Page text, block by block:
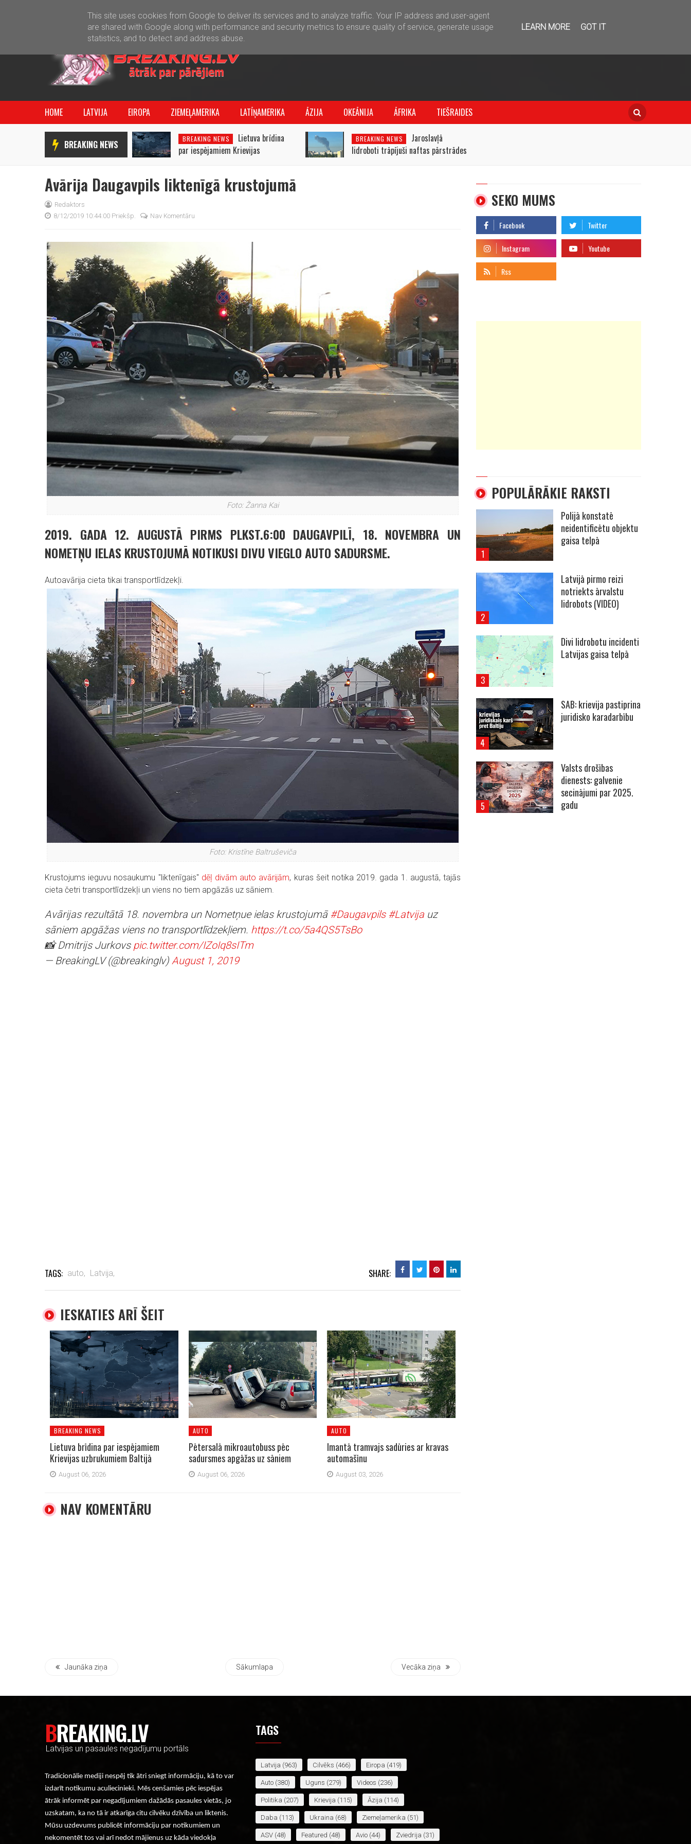
HOME LATVIJA EIROPA ZIEMEĻAMERIKA LATĪŅAMERIKA ĀZIJA OKEĀNIJA ĀFRIKA TIEŠRAIDES
BREAKING NEWS BREAKING NEWS
Lietuva brīdina
par iespējamiem Krievijas
BREAKING NEWS
Jaroslavļā
lidroboti trāpījuši naftas pārstrādes
Avārija Daugavpils liktenīgā krustojumā
Redaktors
8/12/2019 10:44:00 Priekšp.
Nav Komentāru
Foto: Žanna Kai
2019. GADA 12. AUGUSTĀ PIRMS PLKST.6:00 DAUGAVPILĪ, 18. NOVEMBRA UN
NOMETŅU IELAS KRUSTOJUMĀ NOTIKUSI DIVU VIEGLO AUTO SADURSME.
Autoavārija cieta tikai transportlīdzekļi.
Foto: Kristīne Baltruševiča
Krustojums ieguvu nosaukumu "liktenīgais" dēļ divām auto avārijām, kuras šeit notika 2019. gada 1. augustā, tajās
cieta četri transportlīdzekļi un viens no tiem apgāzās uz sāniem.
Avārijas rezultātā 18. novembra un Nometņue ielas krustojumā #Daugavpils #Latvija uz
sāniem apgāžas viens no transportlīdzekļiem. https://t.co/5a4QS5TsBo
📸 Dmitrijs Jurkovs pic.twitter.com/IZoIq8sITm
— BreakingLV (@breakinglv) August 1, 2019
TAGS: auto, Latvija, SHARE:
IESKATIES ARĪ ŠEIT
BREAKING NEWS
Lietuva brīdina par iespējamiem
Krievijas uzbrukumiem Baltijā
August 06, 2026
AUTO
Pētersalā mikroautobuss pēc
sadursmes apgāžas uz sāniem
August 06, 2026
AUTO
Imantā tramvajs sadūries ar kravas
automašīnu
August 03, 2026
NAV KOMENTĀRU
Jaunāka ziņa Sākumlapa Vecāka ziņa
SEKO MUMS
POPULĀRĀKIE RAKSTI
Polijā konstatē
neidentificētu objektu
gaisa telpā
Latvijā pirmo reizi
notriekts ārvalstu
lidrobots (VIDEO)
Divi lidrobotu incidenti
Latvijas gaisa telpā
SAB: krievija pastiprina
juridisko karadarbību
Valsts drošības
dienests: galvenie
secinājumi par 2025.
gadu
BREAKING.LV
Latvijas un pasaules negadījumu portāls
Tradicionālie mediji nespēj tik ātri sniegt informāciju, kā to var
izdarīt notikumu aculiecinieki. Mēs cenšamies pēc iespējas
ātrāk informēt par negadījumiem dažādās pasaules vietās, jo
uzskatam, ka no tā ir atkarīga citu cilvēku dzīvība un liktenis.
Mūsu uzdevums publicēt informāciju par notikumiem un
nekomentēt tos vai arī nedot mājienus uz kāda viedokļa
TAGS
Latvija (963) Cilvēks (466) Eiropa (419)
Auto (380) Uguns (279) Videos (236)
Politika (207) Krievija (115) Āzija (114)
Daba (113) Ukraina (68) Ziemeļamerika (51)
ASV (48) Featured (48) Avio (44) Zviedrija (31)
This site uses cookies from Google to deliver its services and to analyze traffic. Your IP address and user-agent
are shared with Google along with performance and security metrics to ensure quality of service, generate usage
statistics, and to detect and address abuse.
LEARN MORE GOT IT